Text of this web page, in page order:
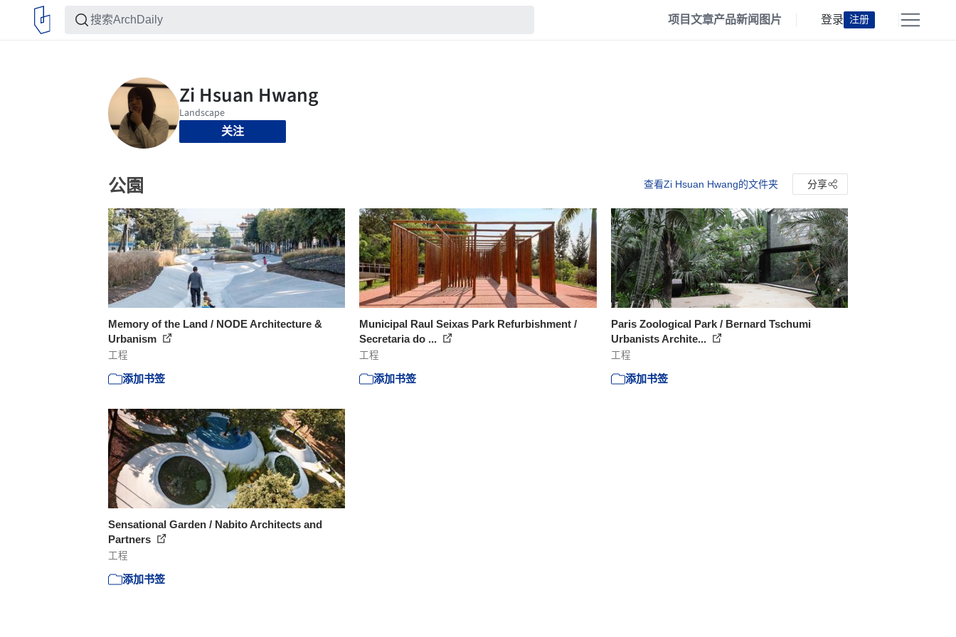
项目文章产品新闻 图片 登录 注册
关注
公園 查看Zi Hsuan Hwang的文件夹 分享
Memory of the Land / NODE Architecture &
Urbanism
工程
添加书签
Municipal Raul Seixas Park Refurbishment /
Secretaria do ...
工程
添加书签
Paris Zoological Park / Bernard Tschumi
Urbanists Archite...
工程
添加书签
Sensational Garden / Nabito Architects and
Partners
工程
添加书签